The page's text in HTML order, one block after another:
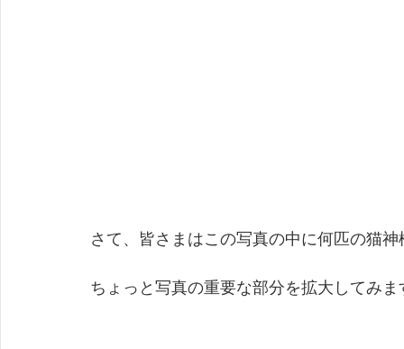
さて、皆さまはこの写真の中に何匹の猫
ちょっと写真の重要な部分を拡大してみま